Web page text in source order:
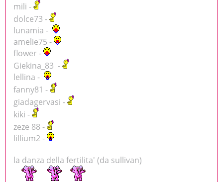
mili -
dolce73 -
lunamia -
amelie75 -
flower -
Giekina_83 -
lellina -
fanny81 -
giadagervasi -
kiki -
zeze 88 -
lillium2 -
la danza della fertilita' (da sullivan)